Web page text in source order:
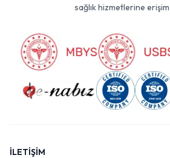
sağlık hizmetlerine
İLETİŞİM